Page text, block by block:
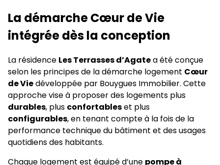
La démarche Cœur de Vie
intégrée dès la conception
La résidence Les Terrasses d’Agatea été conçue
selon les principes de la démarche logement Cœur
de Viedéveloppée par Bouygues Immobilier. Cette
approche vise à proposer des logements plus
durables, plus confortableset plus
configurables, en tenant compte à la fois de la
performance technique du bâtiment et des usages
quotidiens des habitants.
Chaque logement est équipé d’une pompe à